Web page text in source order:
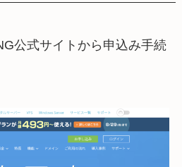
公式サイトから申込み手続